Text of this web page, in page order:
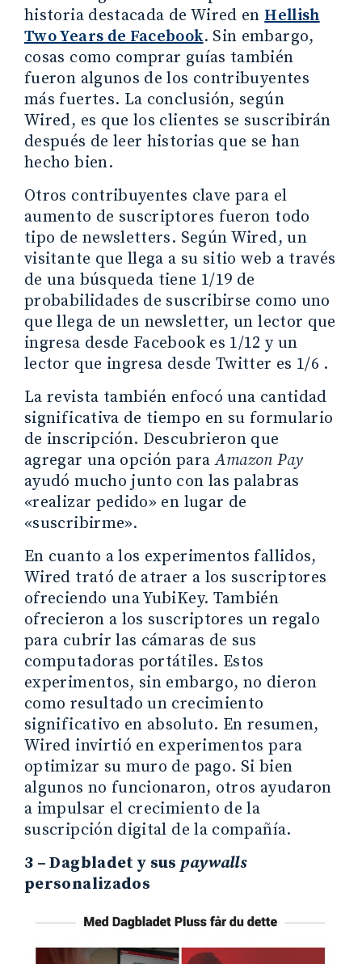
historia destacada de Wired enHellish
Two Years de Facebook. Sin embargo,
cosas como comprar guías también
fueron algunos de los contribuyentes
más fuertes. La conclusión, según
Wired, es que los clientes se suscribirán
después de leer historias que se han
hecho bien.
Otros contribuyentes clave para el
aumento de suscriptores fueron todo
tipo de newsletters. Según Wired, un
visitante que llega a su sitio web a través
de una búsqueda tiene 1/19 de
probabilidades de suscribirse como uno
que llega de un newsletter, un lector que
ingresa desde Facebook es 1/12 y un
lector que ingresa desde Twitter es 1/6 .
La revista también enfocó una cantidad
significativa de tiempo en su formulario
de inscripción. Descubrieron que
agregar una opción paraAmazon Pay
ayudó mucho junto con las palabras
«realizar pedido» en lugar de
«suscribirme».
En cuanto a los experimentos fallidos,
Wired trató de atraer a los suscriptores
ofreciendo una YubiKey. También
ofrecieron a los suscriptores un regalo
para cubrir las cámaras de sus
computadoras portátiles. Estos
experimentos, sin embargo, no dieron
como resultado un crecimiento
significativo en absoluto. En resumen,
Wired invirtió en experimentos para
optimizar su muro de pago. Si bien
algunos no funcionaron, otros ayudaron
a impulsar el crecimiento de la
suscripción digital de la compañía.
3 – Dagbladet y suspaywalls
personalizados